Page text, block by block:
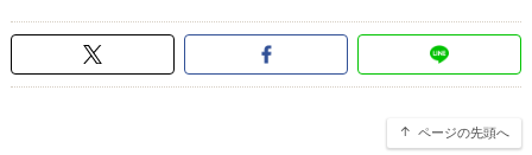
ページの先頭へ